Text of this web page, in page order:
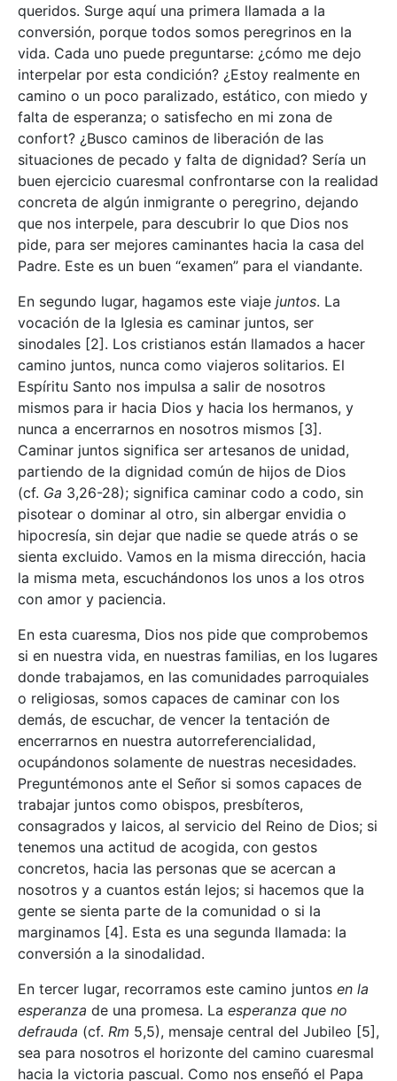
queridos. Surge aquí una primera llamada a la
conversión, porque todos somos peregrinos en la
vida. Cada uno puede preguntarse: ¿cómo me dejo
interpelar por esta condición? ¿Estoy realmente en
camino o un poco paralizado, estático, con miedo y
falta de esperanza; o satisfecho en mi zona de
confort? ¿Busco caminos de liberación de las
situaciones de pecado y falta de dignidad? Sería un
buen ejercicio cuaresmal confrontarse con la realidad
concreta de algún inmigrante o peregrino, dejando
que nos interpele, para descubrir lo que Dios nos
pide, para ser mejores caminantes hacia la casa del
Padre. Este es un buen “examen” para el viandante.
En segundo lugar, hagamos este viaje juntos. La
vocación de la Iglesia es caminar juntos, ser
sinodales [2]. Los cristianos están llamados a hacer
camino juntos, nunca como viajeros solitarios. El
Espíritu Santo nos impulsa a salir de nosotros
mismos para ir hacia Dios y hacia los hermanos, y
nunca a encerrarnos en nosotros mismos [3].
Caminar juntos significa ser artesanos de unidad,
partiendo de la dignidad común de hijos de Dios
(cf. Ga 3,26-28); significa caminar codo a codo, sin
pisotear o dominar al otro, sin albergar envidia o
hipocresía, sin dejar que nadie se quede atrás o se
sienta excluido. Vamos en la misma dirección, hacia
la misma meta, escuchándonos los unos a los otros
con amor y paciencia.
En esta cuaresma, Dios nos pide que comprobemos
si en nuestra vida, en nuestras familias, en los lugares
donde trabajamos, en las comunidades parroquiales
o religiosas, somos capaces de caminar con los
demás, de escuchar, de vencer la tentación de
encerrarnos en nuestra autorreferencialidad,
ocupándonos solamente de nuestras necesidades.
Preguntémonos ante el Señor si somos capaces de
trabajar juntos como obispos, presbíteros,
consagrados y laicos, al servicio del Reino de Dios; si
tenemos una actitud de acogida, con gestos
concretos, hacia las personas que se acercan a
nosotros y a cuantos están lejos; si hacemos que la
gente se sienta parte de la comunidad o si la
marginamos [4]. Esta es una segunda llamada: la
conversión a la sinodalidad.
En tercer lugar, recorramos este camino juntos en la
esperanza de una promesa. La esperanza que no
defrauda (cf. Rm 5,5), mensaje central del Jubileo [5],
sea para nosotros el horizonte del camino cuaresmal
hacia la victoria pascual. Como nos enseñó el Papa